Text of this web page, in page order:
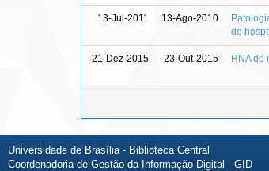
13-Jul-2011 13-Ago-2010
do
21-Dez-2015 23-Out-2015 RNA de
Universidade de Brasília - Biblioteca Central
Coordenadoria de Gestão da Informação Digital - GID